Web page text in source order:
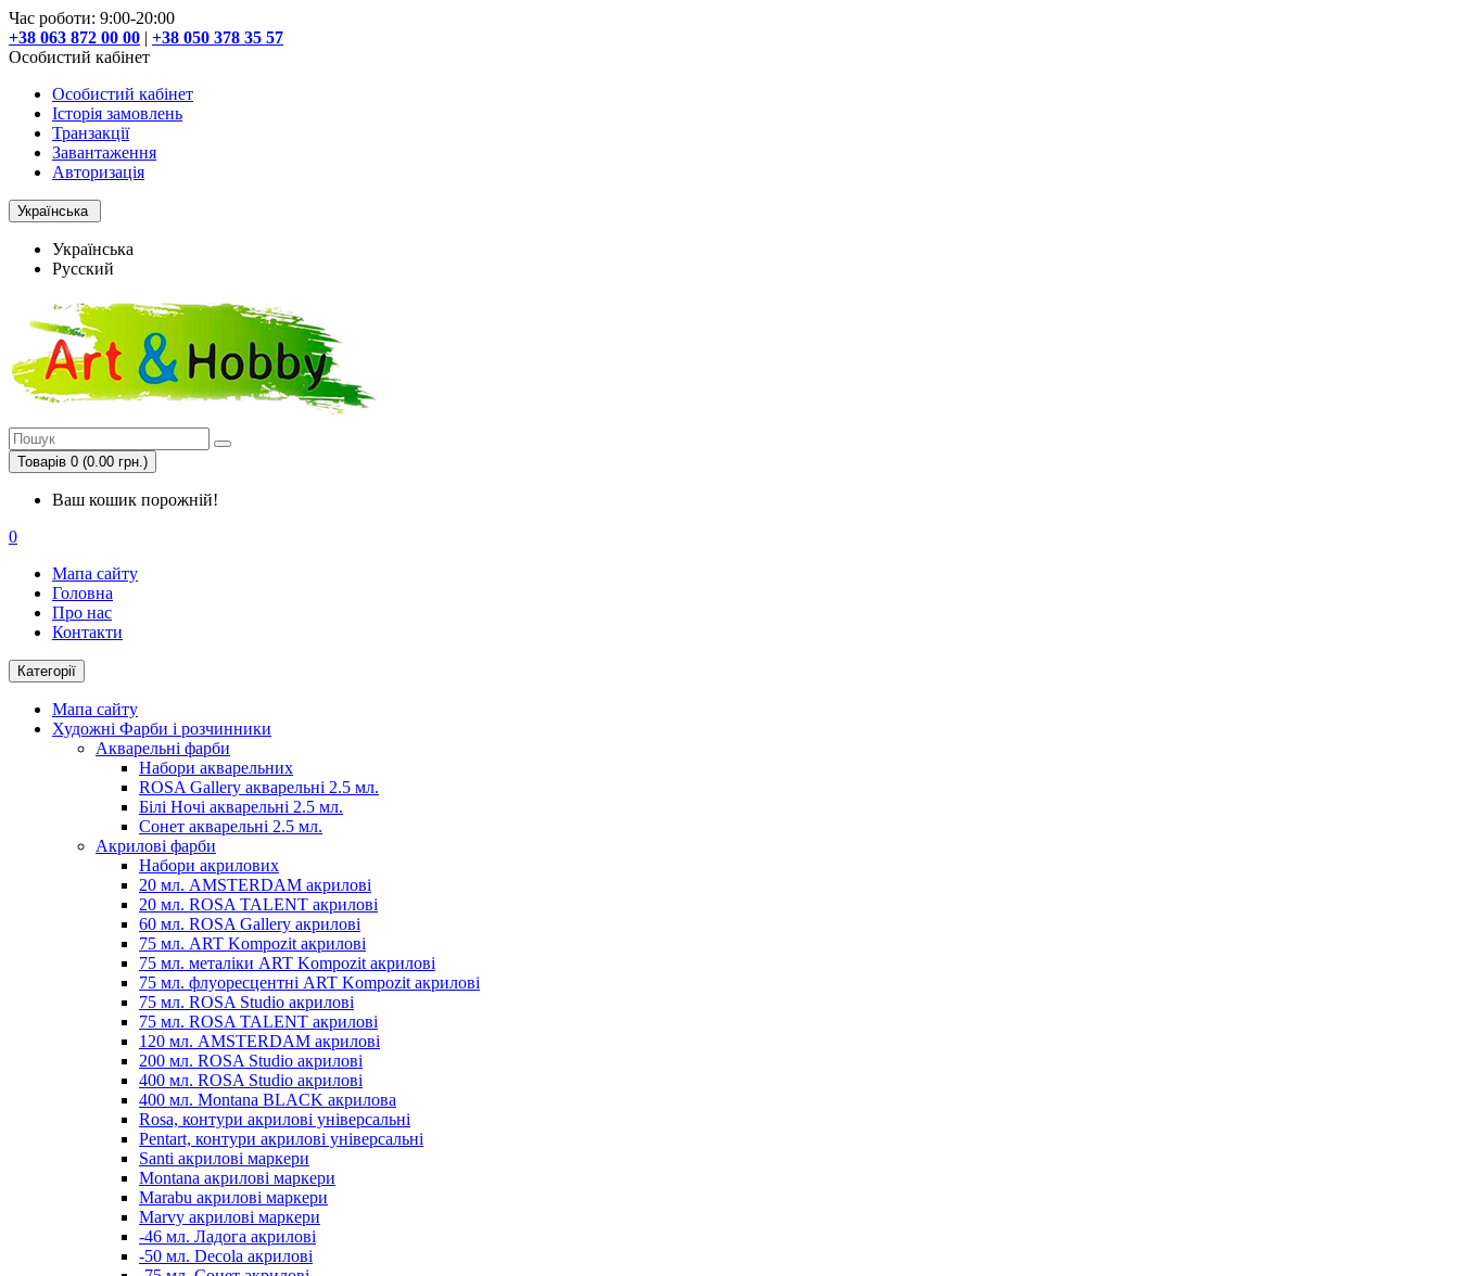
Час роботи: 9:00-20:00
+38 063 872 00 00 | +38 050 378 35 57
Особистий кабінет
Особистий кабінет
Історія замовлень
Транзакції
Завантаження
Авторизація
Українська
Українська
Русский
Товарів 0 (0.00 грн.)
Ваш кошик порожній!
0
Мапа сайту
Головна
Про нас
Контакти
Категорії
Мапа сайту
Художні Фарби і розчинники
Акварельні фарби
Набори акварельних
ROSA Gallery акварельні 2.5 мл.
Білі Ночі акварельні 2.5 мл.
Сонет акварельні 2.5 мл.
Акрилові фарби
Набори акрилових
20 мл. AMSTERDAM акрилові
20 мл. ROSA TALENT акрилові
60 мл. ROSA Gallery акрилові
75 мл. ART Kompozit акрилові
75 мл. металіки ART Kompozit акрилові
75 мл. флуоресцентні ART Kompozit акрилові
75 мл. ROSA Studio акрилові
75 мл. ROSA TALENT акрилові
120 мл. AMSTERDAM акрилові
200 мл. ROSA Studio акрилові
400 мл. ROSA Studio акрилові
400 мл. Montana BLACK акрилова
Rosa, контури акрилові універсальні
Pentart, контури акрилові універсальні
Santi акрилові маркери
Montana акрилові маркери
Marabu акрилові маркери
Marvy акрилові маркери
-46 мл. Ладога акрилові
-50 мл. Decola акрилові